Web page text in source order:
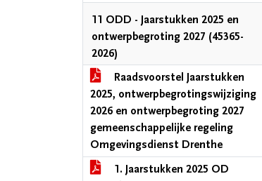
11 ODD - Jaarstukken 2025 en
ontwerpbegroting 2027 (45365-
2026)
Raadsvoorstel Jaarstukken
2025, ontwerpbegrotingswijziging
2026 en ontwerpbegroting 2027
gemeenschappelijke regeling
Omgevingsdienst Drenthe
1. Jaarstukken 2025 OD